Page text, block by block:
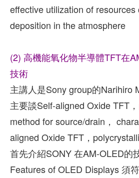
effective utilization of resources
deposition in the atmosphere
(2) 高機能氧化物半導體TFT在
技術
主講人是Sony group的Narihiro
主要談Self-aligned Oxide TFT
method for source/drain，
aligned Oxide TFT，
首先介紹SONY 在AM-OLED的
Features of OLED Displays 須